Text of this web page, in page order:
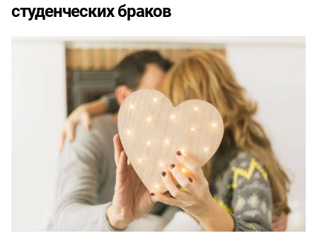
студенческих браков